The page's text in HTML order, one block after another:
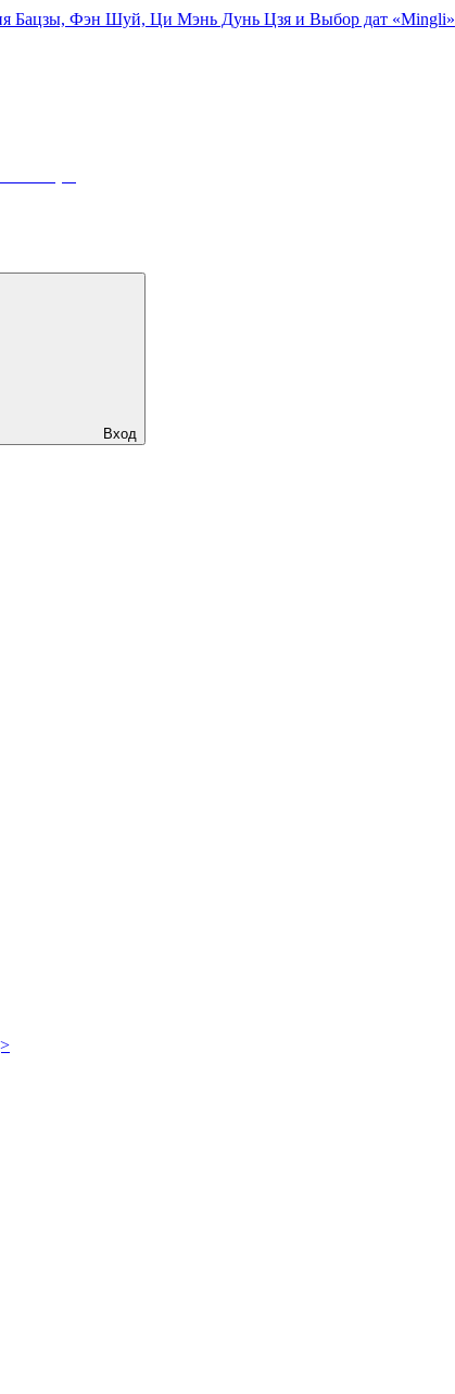
Бацзы, Фэн Шуй, Ци Мэнь Дунь Цзя и Выбор дат «Mingli»
Вход